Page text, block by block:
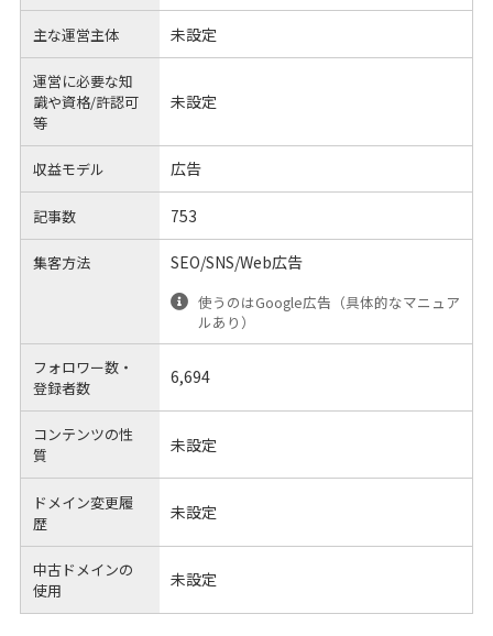
主な運営主体 未設定
運営に必要な知
識や資格/許認可
等
未設定
収益モデル 広告
記事数 753
集客方法 SEO/SNS/Web広告
使うのはGoogle広告（具体的なマニュア
ルあり）
フォロワー数・
登録者数
6,694
コンテンツの性
質
未設定
ドメイン変更履
歴
未設定
中古ドメインの
使用
未設定